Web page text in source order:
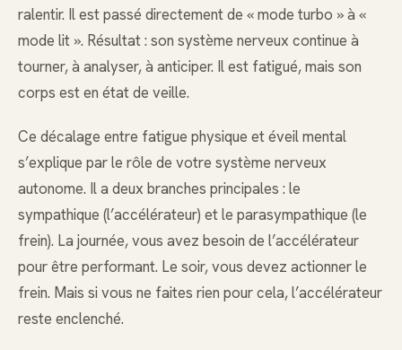
ralentir. Il est passé directement de « mode turbo » à «
mode lit ». Résultat : son système nerveux continue à
tourner, à analyser, à anticiper. Il est fatigué, mais son
corps est en état de veille.
Ce décalage entre fatigue physique et éveil mental
s’explique par le rôle de votre système nerveux
autonome. Il a deux branches principales : le
sympathique (l’accélérateur) et le parasympathique (le
frein). La journée, vous avez besoin de l’accélérateur
pour être performant. Le soir, vous devez actionner le
frein. Mais si vous ne faites rien pour cela, l’accélérateur
reste enclenché.